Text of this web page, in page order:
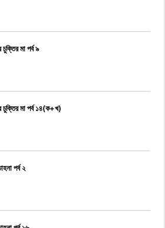
মা পর্ব ৯
চুক্তির মা পর্ব ১৪(ক+খ)
পর্ব ২